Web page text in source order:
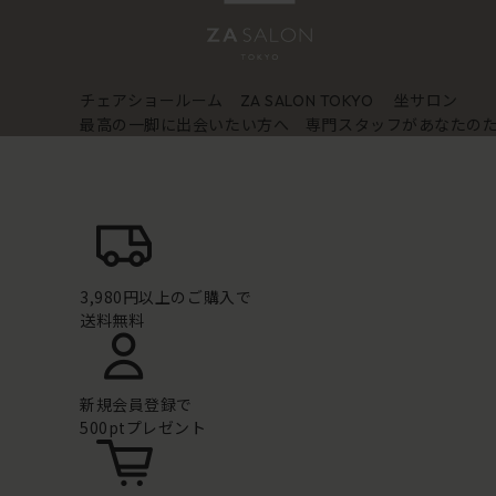
チェアショールーム ZA SALON TOKYO
坐サロン
最高の一脚に出会いたい方へ 専門スタッフがあなたの
3,980円以上のご購入で
送料無料
新規会員登録で
500ptプレゼント